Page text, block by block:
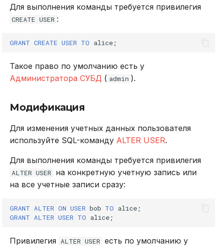
Для выполнения команды требуется привилегия
CREATE USER :
GRANT CREATE USER TO alice;
Такое право по умолчанию есть у
Администратора СУБД ( admin ).
Модификация
Для изменения учетных данных пользователя
используйте SQL-команду ALTER USER.
Для выполнения команды требуется привилегия
ALTER USER
на конкретную учетную запись или
на все учетные записи сразу:
GRANT ALTER ON USER bob TO alice;
GRANT ALTER USER TO alice;
Привилегия ALTER USER есть по умолчанию у